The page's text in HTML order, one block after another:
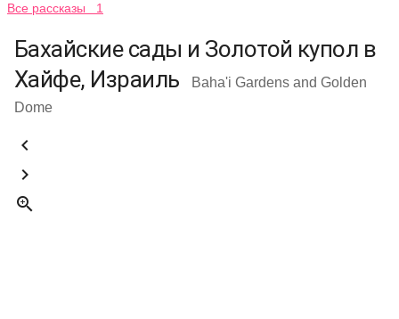
Все рассказы 1
Бахайские сады и Золотой купол в
Хайфе, Израиль
Baha'i Gardens and Golden
Dome


